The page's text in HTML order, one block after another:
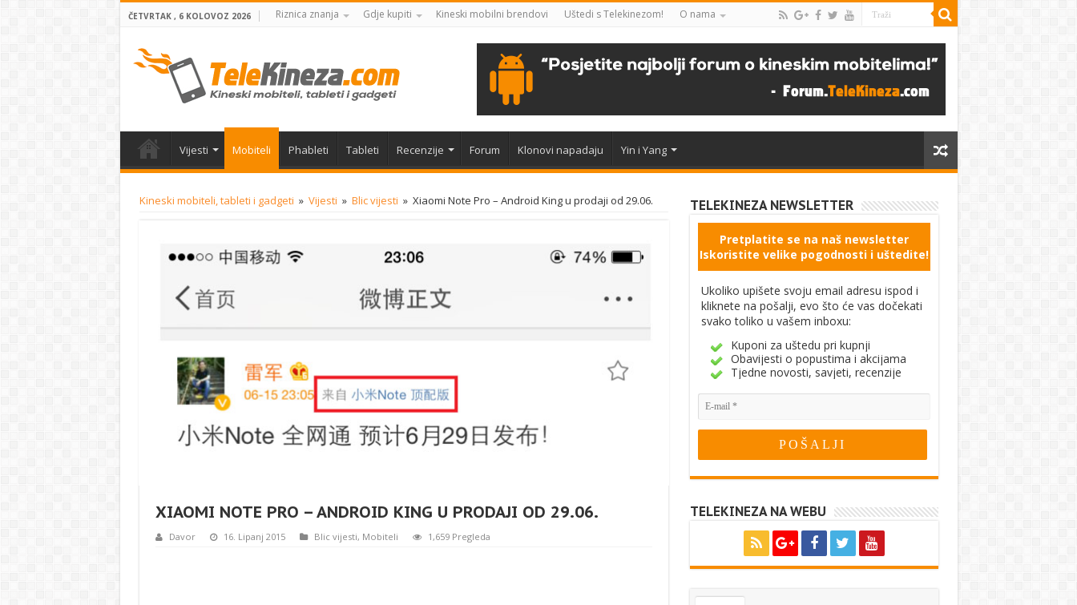
ČETVRTAK , 6 KOLOVOZ 2026 Riznica znanja Gdje kupiti Kineski mobilni brendovi Uštedi s Telekinezom! O nama
Vijesti Mobiteli Phableti Tableti Recenzije Forum Klonovi napadaju Yin i Yang
Kineski mobiteli, tableti i gadgeti » Vijesti » Blic vijesti » Xiaomi Note Pro – Android King u prodaji od 29.06.
XIAOMI NOTE PRO – ANDROID KING U PRODAJI OD 29.06.
Davor 16. Lipanj 2015 Blic vijesti, Mobiteli 1,659 Pregleda
TELEKINEZA NEWSLETTER
Pretplatite se na naš newsletter
Iskoristite velike pogodnosti i uštedite!
Ukoliko upišete svoju email adresu ispod i
kliknete na pošalji, evo što će vas dočekati
svako toliko u vašem inboxu:
Kuponi za uštedu pri kupnji
Obavijesti o popustima i akcijama
Tjedne novosti, savjeti, recenzije
TELEKINEZA NA WEBU